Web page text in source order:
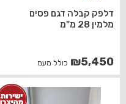
דלפק קבלה דגם פסים
מלמין 28 מ"מ
₪5,450 כולל מעמ